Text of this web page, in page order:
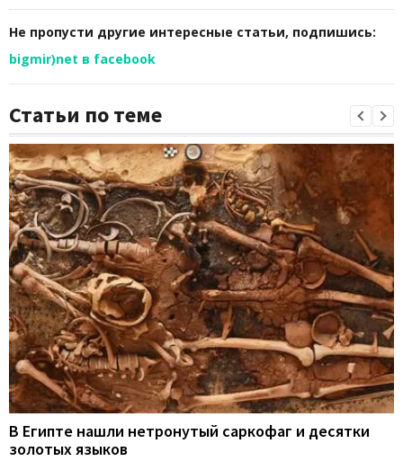
Не пропусти другие интересные статьи, подпишись:
bigmir)net в facebook
Статьи по теме
В Египте нашли нетронутый саркофаг и десятки
золотых языков